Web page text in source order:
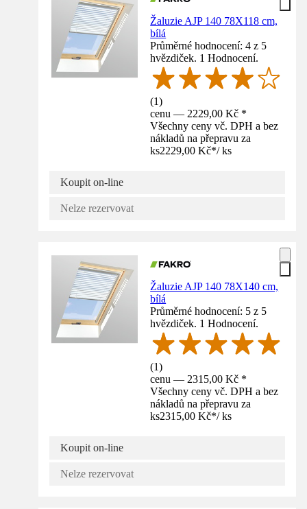
Žaluzie AJP 140 78X118 cm,
bílá
Průměrné hodnocení: 4 z 5
hvězdiček. 1 Hodnocení.
(1)
cenu — 2229,00 Kč *
Všechny ceny vč. DPH a bez
nákladů na přepravu za
ks2229,00 Kč*/ ks
Koupit on-line
Nelze rezervovat
Žaluzie AJP 140 78X140 cm,
bílá
Průměrné hodnocení: 5 z 5
hvězdiček. 1 Hodnocení.
(1)
cenu — 2315,00 Kč *
Všechny ceny vč. DPH a bez
nákladů na přepravu za
ks2315,00 Kč*/ ks
Koupit on-line
Nelze rezervovat